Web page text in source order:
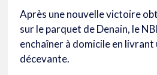
Après une nouvelle victoire
sur le parquet de Denain, le
enchaîner à domicile en
décevante.